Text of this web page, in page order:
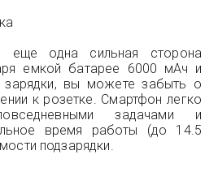
еще одна сильная сторона
емкой батарее 6000 мАч и
зарядки, вы можете забыть о
к розетке. Смартфон легко
задачами и
время работы (до 14.5
подзарядки.